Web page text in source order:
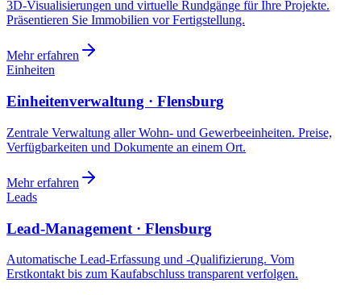
3D-Visualisierungen und virtuelle Rundgänge für Ihre Projekte.
Präsentieren Sie Immobilien vor Fertigstellung.
Mehr erfahren
Einheiten
Einheitenverwaltung · Flensburg
Zentrale Verwaltung aller Wohn- und Gewerbeeinheiten. Preise,
Verfügbarkeiten und Dokumente an einem Ort.
Mehr erfahren
Leads
Lead-Management · Flensburg
Automatische Lead-Erfassung und -Qualifizierung. Vom
Erstkontakt bis zum Kaufabschluss transparent verfolgen.